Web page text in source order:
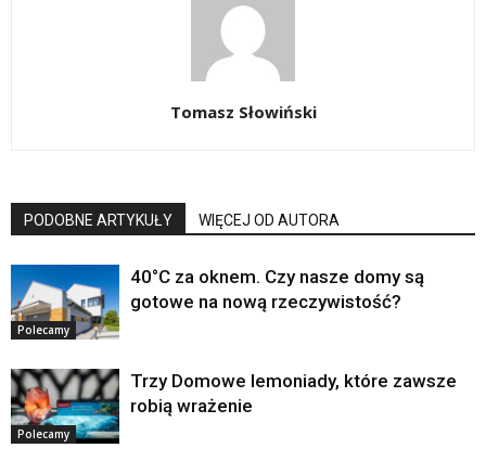
Tomasz Słowiński
PODOBNE ARTYKUŁY WIĘCEJ OD AUTORA
Polecamy
40°C za oknem. Czy nasze domy są
gotowe na nową rzeczywistość?
Polecamy
Trzy Domowe lemoniady, które zawsze
robią wrażenie